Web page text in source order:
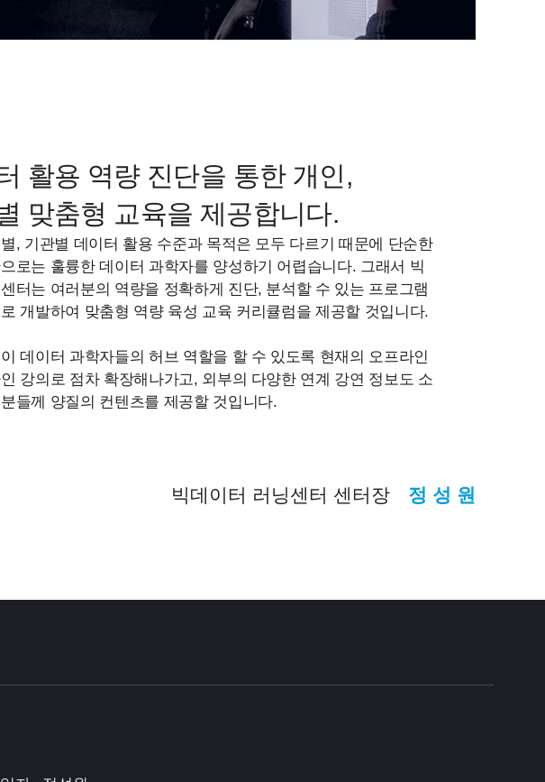
활용 역량 진단을 통한 개인,
맞춤형 교육을 제공합니다.
, 기관별 데이터 활용 수준과 목적은 모두 다르기 때문에 단순한
로는 훌륭한 데이터 과학자를 양성하기 어렵습니다. 그래서 빅
터는 여러분의 역량을 정확하게 진단, 분석할 수 있는 프로그램
개발하여 맞춤형 역량 육성 교육 커리큘럼을 제공할 것입니다.
데이터 과학자들의 허브 역할을 할 수 있도록 현재의 오프라인
강의로 점차 확장해나가고, 외부의 다양한 연계 강연 정보도 소
들께 양질의 컨텐츠를 제공할 것입니다.
빅데이터 러닝센터 센터장 정 성 원